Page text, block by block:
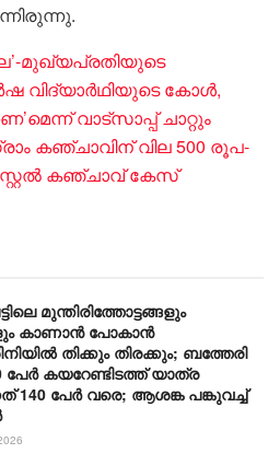
മുഖ്യപ്രതിയുടെ
വിദ്യാർഥിയുടെ കോൾ,
വാട്സാപ്പ് ചാറ്റും
കഞ്ചാവിന് വില 500 രൂപ-
കഞ്ചാവ് കേസ്
മുന്തിരിത്തോട്ടങ്ങളും
കാണാൻ പോകാൻ
തിക്കും തിരക്കും; ബത്തേരി
കയറേണ്ടിടത്ത് യാത്ര
140 പേര്‍ വരെ; ആശങ്ക പങ്കുവച്ച്